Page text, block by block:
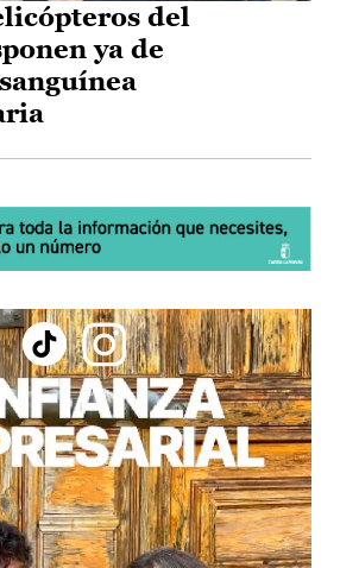
del
ya de